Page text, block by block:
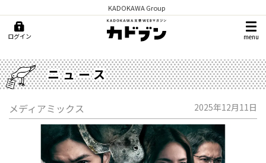
KADOKAWA Group
ログイン menu
ニュース
メディアミックス 2025年12月11日